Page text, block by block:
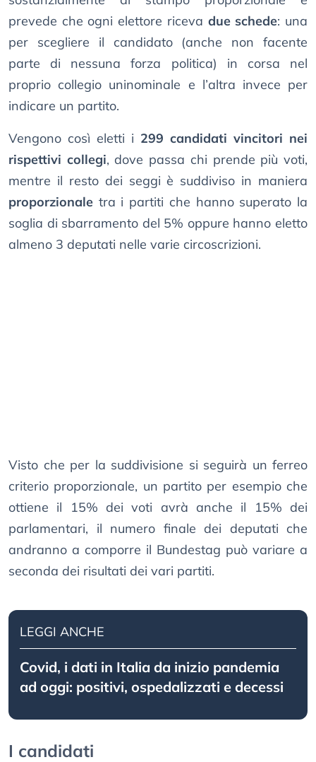
prevede che ogni elettore riceva due schede: una
per scegliere il candidato (anche non facente
parte di nessuna forza politica) in corsa nel
proprio collegio uninominale e l’altra invece per
indicare un partito.
Vengono così eletti i 299 candidati vincitori nei
rispettivi collegi, dove passa chi prende più voti,
mentre il resto dei seggi è suddiviso in maniera
proporzionale tra i partiti che hanno superato la
soglia di sbarramento del 5% oppure hanno eletto
almeno 3 deputati nelle varie circoscrizioni.
Visto che per la suddivisione si seguirà un ferreo
criterio proporzionale, un partito per esempio che
ottiene il 15% dei voti avrà anche il 15% dei
parlamentari, il numero finale dei deputati che
andranno a comporre il Bundestag può variare a
seconda dei risultati dei vari partiti.
LEGGI ANCHE
Covid, i dati in Italia da inizio pandemia
ad oggi: positivi, ospedalizzati e decessi
I candidati